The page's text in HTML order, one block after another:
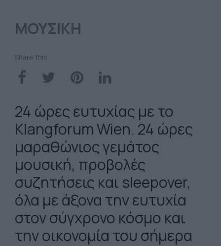
ΜΟΥΣΙΚΗ
Share this
24 ώρες ευτυχίας με το
Klangforum Wien. 24 ώρες
μαραθώνιος γεμάτος
μουσική, προβολές
συζητήσεις και sleepover,
όλα με άξονα την ευτυχία
στον σύγχρονο κόσμο και
την οικονομία του σήμερα